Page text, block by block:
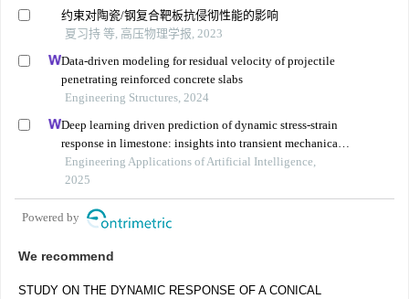
约束对陶瓷/钢复合靶板抗侵彻性能的影响
夏习持 等, 高压物理学报, 2023
Data-driven modeling for residual velocity of projectile
penetrating reinforced concrete slabs
Engineering Structures, 2024
Deep learning driven prediction of dynamic stress-strain
response in limestone: insights into transient mechanical
behavior under complex loadings for shield tunneling
Engineering Applications of Artificial Intelligence,
2025
Powered by
We recommend
STUDY ON THE DYNAMIC RESPONSE OF A CONICAL